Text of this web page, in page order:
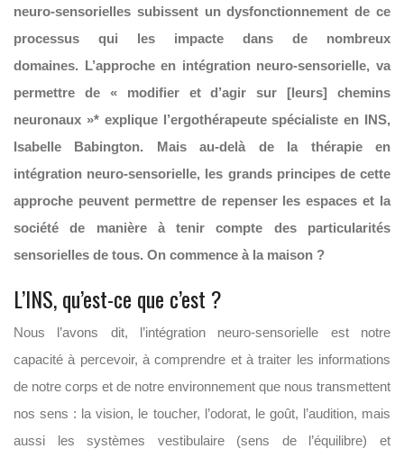
neuro-sensorielles subissent un dysfonctionnement de ce
processus qui les impacte dans de nombreux
domaines. L’approche en intégration neuro-sensorielle, va
permettre de « modifier et d’agir sur [leurs] chemins
neuronaux »* explique l’ergothérapeute spécialiste en INS,
Isabelle Babington. Mais au-delà de la thérapie en
intégration neuro-sensorielle, les grands principes de cette
approche peuvent permettre de repenser les espaces et la
société de manière à tenir compte des particularités
sensorielles de tous. On commence à la maison ?
L’INS, qu’est-ce que c’est ?
Nous l’avons dit, l’intégration neuro-sensorielle est notre
capacité à percevoir, à comprendre et à traiter les informations
de notre corps et de notre environnement que nous transmettent
nos sens : la vision, le toucher, l’odorat, le goût, l’audition, mais
aussi les systèmes vestibulaire (sens de l’équilibre) et